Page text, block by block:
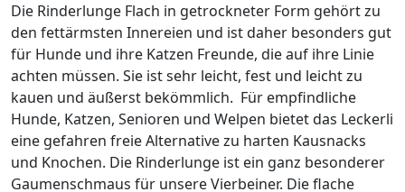
Die Rinderlunge Flach in getrockneter Form gehört zu
den fettärmsten Innereien und ist daher besonders gut
für Hunde und ihre Katzen Freunde, die auf ihre Linie
achten müssen. Sie ist sehr leicht, fest und leicht zu
kauen und äußerst bekömmlich. Für empfindliche
Hunde, Katzen, Senioren und Welpen bietet das Leckerli
eine gefahren freie Alternative zu harten Kausnacks
und Knochen. Die Rinderlunge ist ein ganz besonderer
Gaumenschmaus für unsere Vierbeiner. Die flache